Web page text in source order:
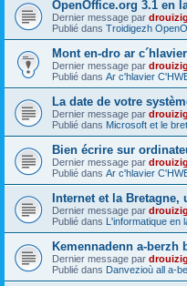
OpenOffice.org 3.1 en
Dernier message par drouizig
Publié dans Troidigezh
Mont en-dro ar
Dernier message par drouizig
Publié dans Ar c'hlavier
La date de votre
Dernier message par drouizig
Publié dans Microsoft et le
Bien écrire sur
Dernier message par drouizig
Publié dans Ar c'hlavier
Internet et la Bretagne,
Dernier message par drouizig
Publié dans L'informatique en
Kemennadenn a-berzh
Dernier message par drouizig
Publié dans Danvezioù all a-